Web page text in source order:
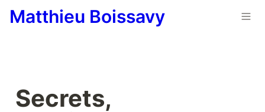
Matthieu Boissavy
Secrets,